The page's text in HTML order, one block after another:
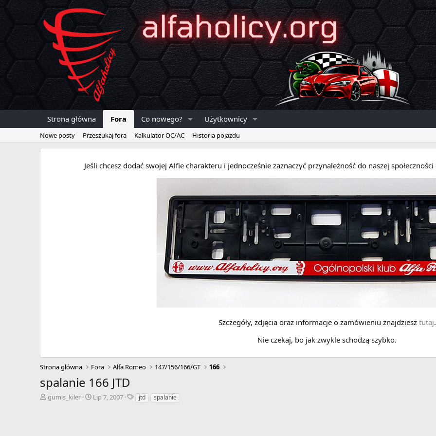
Strona główna Fora Co nowego? Użytkownicy
Nowe posty Przeszukaj fora Kalkulator OC/AC Historia pojazdu
Jeśli chcesz dodać swojej Alfie charakteru i jednocześnie zaznaczyć przynależność do naszej
Szczegóły, zdjęcia oraz informacje o zamówieniu znajdziesz tutaj.
Nie czekaj, bo jak zwykle schodzą szybko.
Strona główna Fora Alfa Romeo 147/156/166/GT 166
spalanie 166 JTD
A
gumis_kiler
DLip 7, 2007
Tjtd spalanie